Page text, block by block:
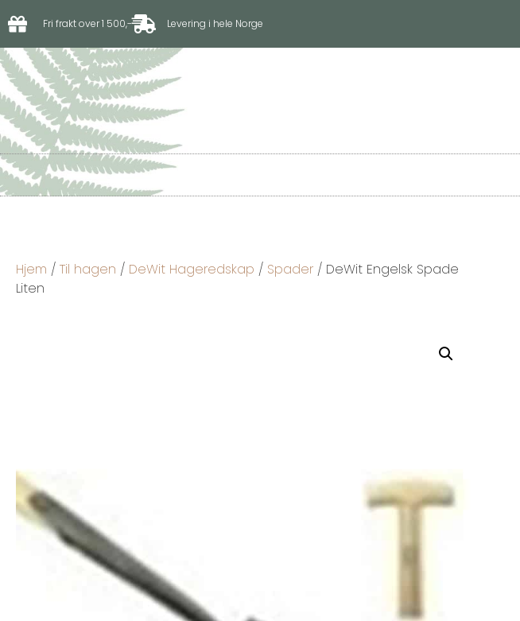
Fri frakt over 1 500,- Levering i hele Norge
Hjem / Til hagen / DeWit Hageredskap / Spader / DeWit Engelsk Spade
Liten